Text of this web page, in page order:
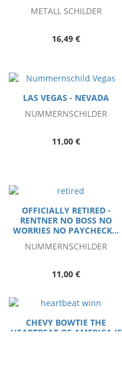
METALL SCHILDER
16,49 €
LAS VEGAS - NEVADA
NUMMERNSCHILDER
11,00 €
OFFICIALLY RETIRED -
RENTNER NO BOSS NO
WORRIES NO PAYCHECK...
NUMMERNSCHILDER
11,00 €
CHEVY BOWTIE THE
HEARTBEAT OF AMERICA IS